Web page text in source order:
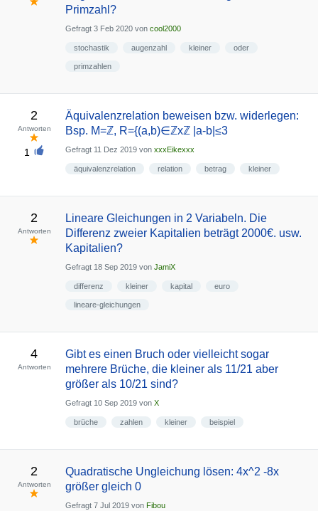
Primzahl?
Gefragt 3 Feb 2020 von cool2000
stochastik augenzahl kleiner oder
primzahlen
2
Antworten
1
Äquivalenzrelation beweisen bzw. widerlegen:
Bsp. M=ℤ, R={(a,b)∈ℤxℤ |a-b|≤3
Gefragt 11 Dez 2019 von xxxEikexxx
äquivalenzrelation relation betrag kleiner
2
Antworten
Lineare Gleichungen in 2 Variabeln. Die
Differenz zweier Kapitalien beträgt 2000€. usw.
Kapitalien?
Gefragt 18 Sep 2019 von JamiX
differenz kleiner kapital euro
lineare-gleichungen
4
Antworten
Gibt es einen Bruch oder vielleicht sogar
mehrere Brüche, die kleiner als 11/21 aber
größer als 10/21 sind?
Gefragt 10 Sep 2019 von X
brüche zahlen kleiner beispiel
2
Antworten
Quadratische Ungleichung lösen: 4x^2 -8x
größer gleich 0
Gefragt 7 Jul 2019 von Fibou